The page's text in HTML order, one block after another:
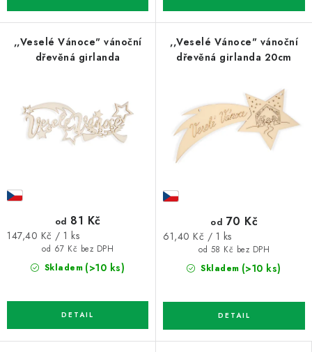
,,Veselé Vánoce" vánoční
dřevěná girlanda
Skladem (>10 ks)
od 67 Kč bez DPH
od 81 Kč
Měrná
147,40 Kč / 1 ks
,,Veselé Vánoce" vánoční
dřevěná girlanda 20cm
Skladem (>10 ks)
od 58 Kč bez DPH
od 70 Kč
Měrná
61,40 Kč / 1 ks